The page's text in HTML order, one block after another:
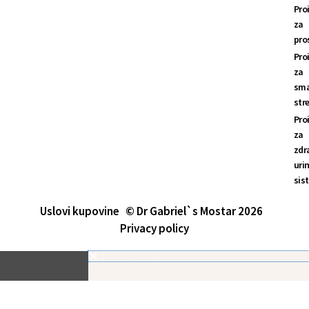
za
za
za
Uslovi kupovine © Dr Gabriel`s Mostar 2026
Privacy policy